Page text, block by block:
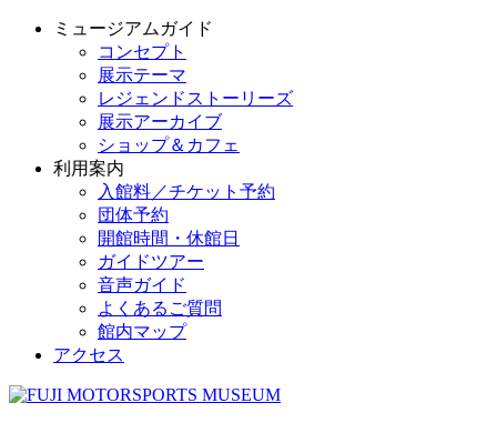
ミュージアムガイド
コンセプト
展示テーマ
レジェンドストーリーズ
展示アーカイブ
ショップ＆カフェ
利用案内
入館料／チケット予約
団体予約
開館時間・休館日
ガイドツアー
音声ガイド
よくあるご質問
館内マップ
アクセス